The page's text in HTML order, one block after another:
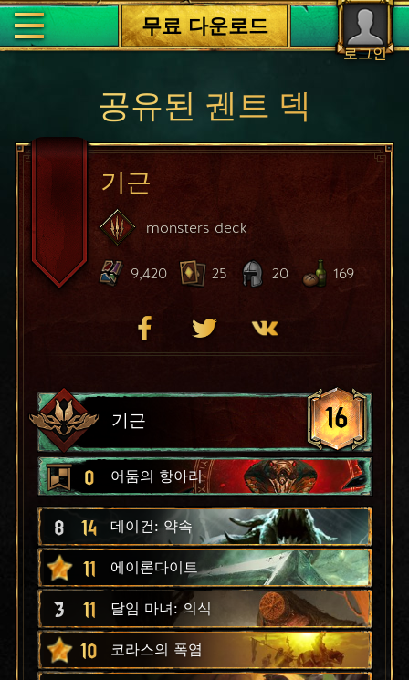
로그인
무료 다운로드
공유된 궨트 덱
기근
monsters deck
9,420 25 20 169
기근 16
0 어둠의 항아리
8 14 데이건: 약속
11 에이론다이트
3 11 달임 마녀: 의식
10 코라스의 폭염